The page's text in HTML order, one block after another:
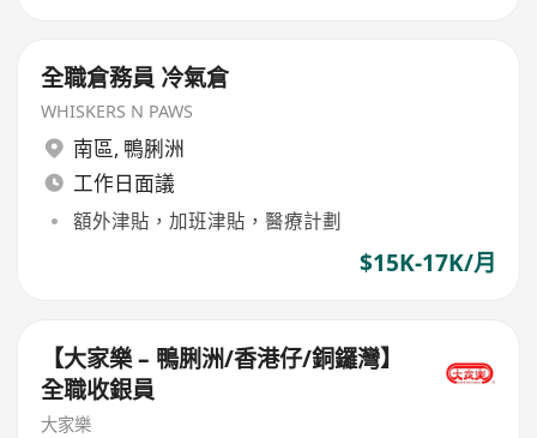
全職倉務員 冷氣倉
WHISKERS N PAWS
南區, 鴨脷洲
工作日面議
額外津貼，加班津貼，醫療計劃
$15K-17K/月
【大家樂 – 鴨脷洲/香港仔/銅鑼灣】
全職收銀員
大家樂